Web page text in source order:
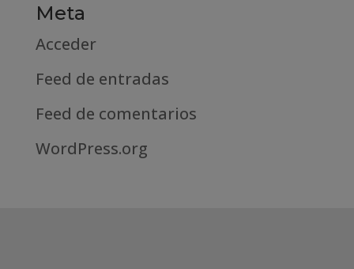
Meta
Acceder
Feed de entradas
Feed de comentarios
WordPress.org